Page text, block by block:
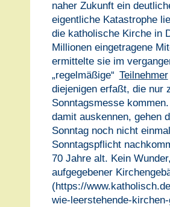
naher Zukunft ein
eigentliche Katastrophe
die katholische Kirche in
Millionen eingetragene
ermittelte sie im
„regelmäßige“ Teilnehmer
diejenigen erfaßt, die nur
Sonntagsmesse
damit auskennen, gehen
Sonntag noch nicht
Sonntagspflicht
70 Jahre alt. Kein
aufgegebener
(https://
wie-leerstehende-